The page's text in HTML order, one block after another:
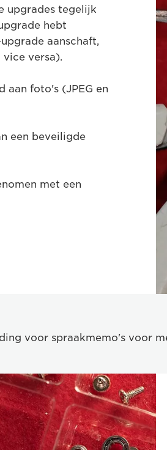
upgrades tegelijk
hebt
aanschaft,
versa).
aan foto's (JPEG en
een beveiligde
met een
voor spraakmemo's voor